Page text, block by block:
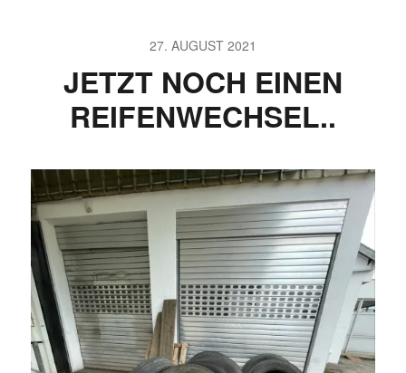
27. AUGUST 2021
JETZT NOCH EINEN
REIFENWECHSEL..